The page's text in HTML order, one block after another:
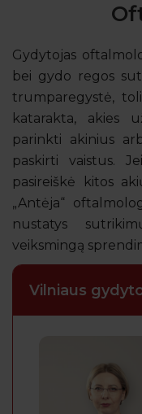
Gydytojas
bei gydo regos
trumparegystė,
katarakta, akies
parinkti akinius
paskirti vaistus.
pasireiškė kitos
„Antėja“
nustatys
veiksmingą
Vilniaus